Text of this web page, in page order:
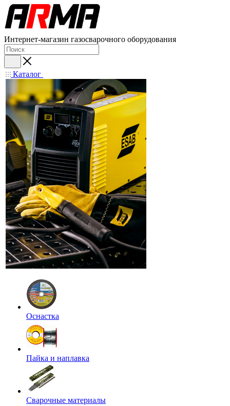
Интернет-магазин газосварочного оборудования
Каталог
Оснастка
Пайка и наплавка
Сварочные материалы